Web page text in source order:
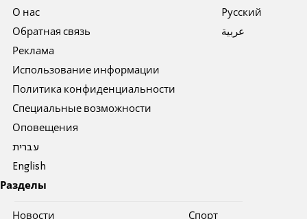
О нас
Обратная связь
Реклама
Использование информации
Политика конфиденциальности
Специальные возможности
Оповещения
עברית
English
Pусский
عربية
Разделы
Новости Спорт